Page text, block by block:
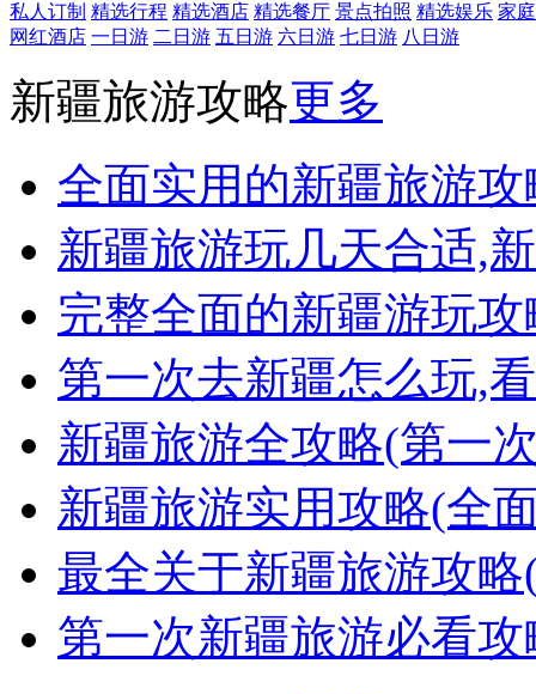
私人订制 精选行程 精选酒店 精选餐厅 景点拍照 精选娱乐 家
网红酒店 一日游 二日游 五日游 六日游 七日游 八日游
新疆旅游攻略更多
全面实用的新疆旅游
新疆旅游玩几天合适,
完整全面的新疆游玩
第一次去新疆怎么玩,
新疆旅游全攻略(第一
新疆旅游实用攻略(全
最全关于新疆旅游攻
第一次新疆旅游必看